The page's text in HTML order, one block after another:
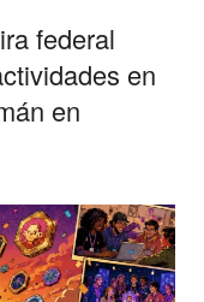
federal
en
en